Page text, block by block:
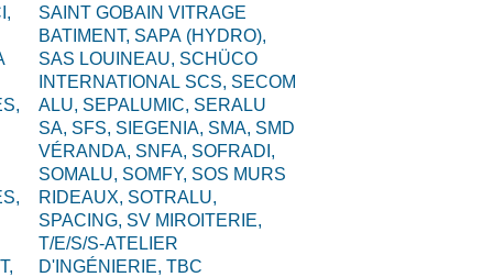
SAINT GOBAIN VITRAGE
BATIMENT, SAPA (HYDRO),
SAS LOUINEAU, SCHÜCO
INTERNATIONAL SCS, SECOM
ALU, SEPALUMIC, SERALU
SA, SFS, SIEGENIA, SMA, SMD
VÉRANDA, SNFA, SOFRADI,
SOMALU, SOMFY, SOS MURS
RIDEAUX, SOTRALU,
SPACING, SV MIROITERIE,
T/E/S/S-ATELIER
D'INGÉNIERIE,TBC